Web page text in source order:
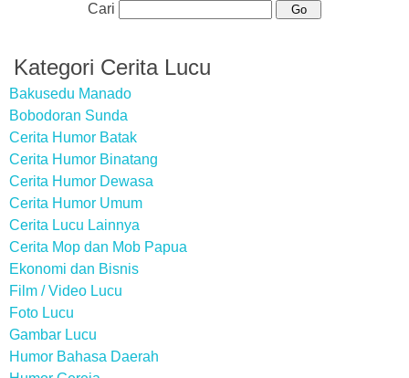
Cari
Kategori Cerita Lucu
Bakusedu Manado
Bobodoran Sunda
Cerita Humor Batak
Cerita Humor Binatang
Cerita Humor Dewasa
Cerita Humor Umum
Cerita Lucu Lainnya
Cerita Mop dan Mob Papua
Ekonomi dan Bisnis
Film / Video Lucu
Foto Lucu
Gambar Lucu
Humor Bahasa Daerah